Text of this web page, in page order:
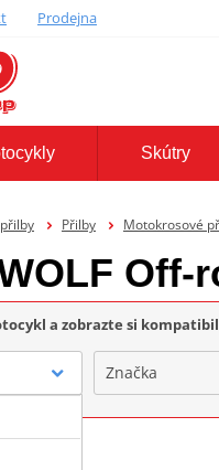
Prodejna
Skútry
Přilby Motokrosové
Off-
a zobrazte si
Značka